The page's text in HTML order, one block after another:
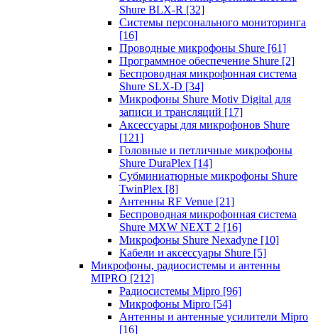
Shure BLX-R [32]
Системы персонального мониторинга
[16]
Проводные микрофоны Shure [61]
Программное обеспечение Shure [2]
Беспроводная микрофонная система
Shure SLX-D [34]
Микрофоны Shure Motiv Digital для
записи и трансляций [17]
Аксессуары для микрофонов Shure
[121]
Головные и петличные микрофоны
Shure DuraPlex [14]
Субминиатюрные микрофоны Shure
TwinPlex [8]
Антенны RF Venue [21]
Беспроводная микрофонная система
Shure MXW NEXT 2 [16]
Микрофоны Shure Nexadyne [10]
Кабели и аксессуары Shure [5]
Микрофоны, радиосистемы и антенны
MIPRO [212]
Радиосистемы Mipro [96]
Микрофоны Mipro [54]
Антенны и антенные усилители Mipro
[16]